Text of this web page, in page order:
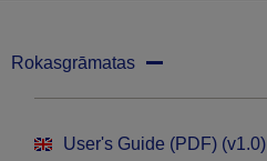
Rokasgrāmatas
User's Guide (PDF) (v1.0)